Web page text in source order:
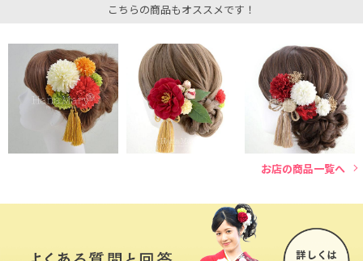
400円(税込)
タッセルなど装飾 金箔
ヘアセット利用で約3回分
300円(税込)
タッセルなど装飾 6輪水引き_B
幅約13センチ×長さ約7センチ
850円(税込)
ので、スムーズに脱着でき安心です。
金箔（金箔風に加工）もセットになって使いやすくコスパも良
し。
成人式の振袖コーデ、卒業式の袴和装、結婚式の白無垢や打掛
など様々な式典にご使用いただけます。
あります。
◉自由にお好きな位置に付けられるので様々なヘアスタイルを
こちらの商品もオススメです！
お店の商品一覧へ